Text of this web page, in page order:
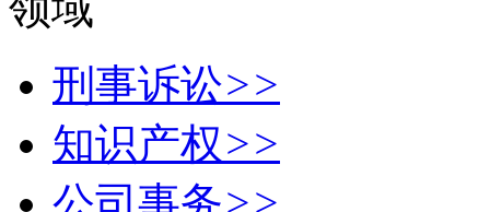
刑事诉讼>>
知识产权>>
公司事务>>